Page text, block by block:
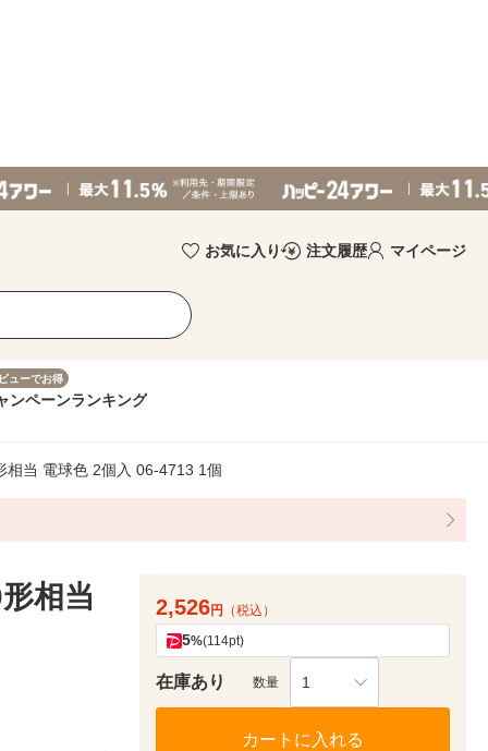
お気に入り 注文履歴 マイページ
ューでお得
ンペーンランキング
相当 電球色 2個入 06-4713 1個
相当
2,526円 （税込）
5%(114pt)
在庫あり 数量 1
カートに入れる